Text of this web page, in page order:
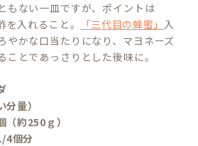
もない一皿ですが、ポイントは
を入れること。 「三代目の蜂蜜」 入
やかな口当たりになり、マヨネーズ
ことであっさりとした後味に。
分量）
約250ｇ）
4個分